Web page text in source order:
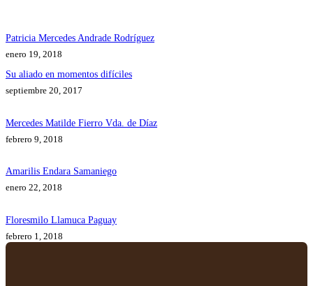
Patricia Mercedes Andrade Rodríguez
enero 19, 2018
Su aliado en momentos difíciles
septiembre 20, 2017
Mercedes Matilde Fierro Vda. de Díaz
febrero 9, 2018
Amarilis Endara Samaniego
enero 22, 2018
Floresmilo Llamuca Paguay
febrero 1, 2018